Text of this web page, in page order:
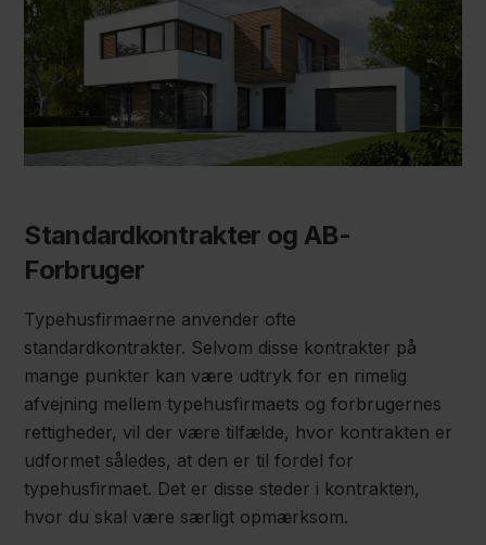
Standardkontrakter og AB-
Forbruger
Typehusfirmaerne anvender ofte
standardkontrakter. Selvom disse kontrakter på
mange punkter kan være udtryk for en rimelig
afvejning mellem typehusfirmaets og forbrugernes
rettigheder, vil der være tilfælde, hvor kontrakten er
udformet således, at den er til fordel for
typehusfirmaet. Det er disse steder i kontrakten,
hvor du skal være særligt opmærksom.